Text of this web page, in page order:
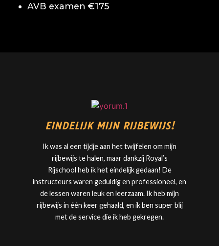
AVB examen €175
EINDELIJK MIJN RIJBEWIJS!
Ik was al een tijdje aan het twijfelen om mijn
rijbewijs te halen, maar dankzij Royal’s
Rijschool heb ik het eindelijk gedaan! De
instructeurs waren geduldig en professioneel, en
de lessen waren leuk en leerzaam. Ik heb mijn
rijbewijs in één keer gehaald, en ik ben super blij
met de service die ik heb gekregen.